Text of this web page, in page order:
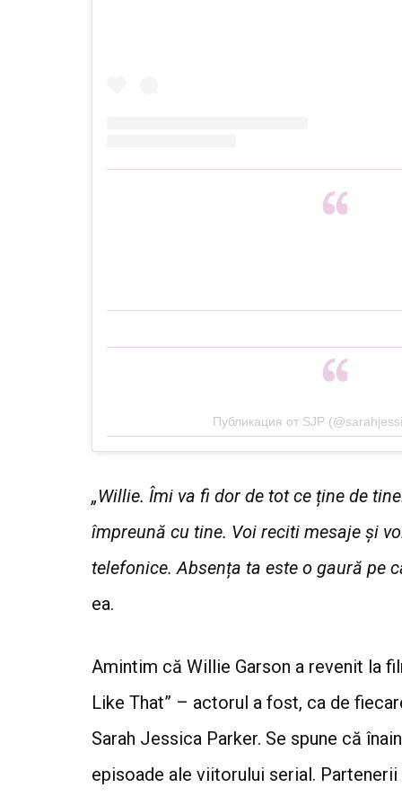
Публикация от SJP
„Willie. Îmi va fi dor de tot ce ține de
împreună cu tine. Voi reciti mesaje și
telefonice. Absența ta este o gaură pe
ea.
Amintim că Willie Garson a revenit la
Like That” – actorul a fost, ca de
Sarah Jessica Parker. Se spune că
episoade ale viitorului serial.